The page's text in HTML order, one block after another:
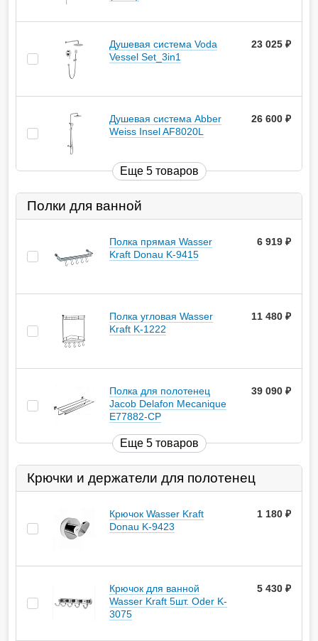
Душевая система Voda
Vessel Set_3in1
23 025
Душевая система Abber
Weiss Insel AF8020L
26 600
Еще 5 товаров
Полки для ванной
Полка прямая Wasser
Kraft Donau K-9415
6 919
Полка угловая Wasser
Kraft K-1222
11 480
Полка для полотенец
Jacob Delafon Mecanique
E77882-CP
39 090
Еще 5 товаров
Крючки и держатели для полотенец
Крючок Wasser Kraft
Donau K-9423
1 180
Крючок для ванной
Wasser Kraft 5шт. Oder K-
3075
5 430